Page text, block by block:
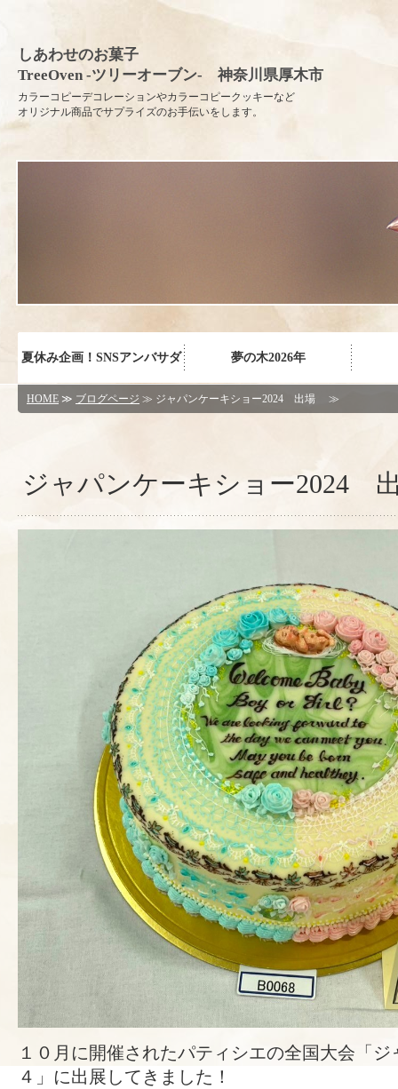
しあわせのお菓子
TreeOven -ツリーオーブン- 神奈川県厚木市
カラーコピーデコレーションやカラーコピークッキーなど
オリジナル商品でサプライズのお手伝いをします。
夏休み企画！SNSアンバサダ
ー体験
夢の木2026年
HOME ≫ ブログページ ≫ ジャパンケーキショー2024 出場 ≫
ジャパンケーキショー2024
１０月に開催されたパティシエの全国大会「
４」に出展してきました！